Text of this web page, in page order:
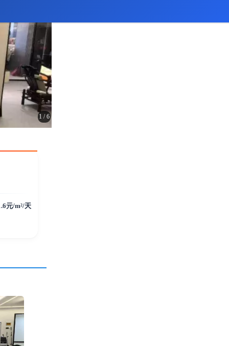
1 /6
元/m²/天